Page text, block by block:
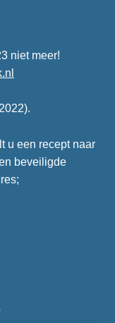
niet meer!
u een recept naar
beveiligde